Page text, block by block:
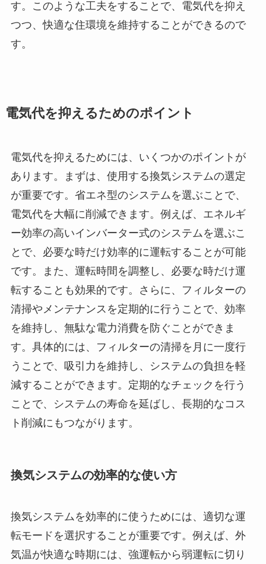
す。このような工夫をすることで、電気代を抑え
つつ、快適な住環境を維持することができるので
す。
電気代を抑えるためのポイント
電気代を抑えるためには、いくつかのポイントが
あります。まずは、使用する換気システムの選定
が重要です。省エネ型のシステムを選ぶことで、
電気代を大幅に削減できます。例えば、エネルギ
ー効率の高いインバーター式のシステムを選ぶこ
とで、必要な時だけ効率的に運転することが可能
です。また、運転時間を調整し、必要な時だけ運
転することも効果的です。さらに、フィルターの
清掃やメンテナンスを定期的に行うことで、効率
を維持し、無駄な電力消費を防ぐことができま
す。具体的には、フィルターの清掃を月に一度行
うことで、吸引力を維持し、システムの負担を軽
減することができます。定期的なチェックを行う
ことで、システムの寿命を延ばし、長期的なコス
ト削減にもつながります。
換気システムの効率的な使い方
換気システムを効率的に使うためには、適切な運
転モードを選択することが重要です。例えば、外
気温が快適な時期には、強運転から弱運転に切り